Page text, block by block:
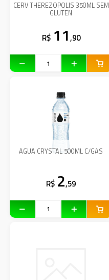
CERV THEREZOPOLIS 350ML SEM
GLUTEN
R$ 11,90
AGUA CRYSTAL 500ML C/GAS
R$ 2,59